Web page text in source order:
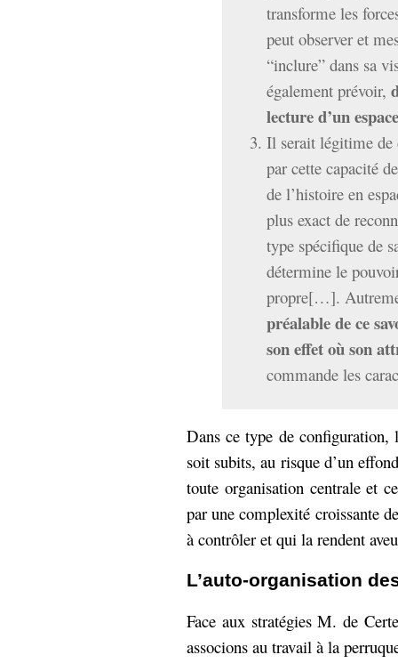
transforme les
peut observer et
“inclure” dans sa
également prévoir,
lecture d’un espace
Il serait légitime
par cette capacité
de l’histoire en
plus exact de
type spécifique de
détermine le
propre[…].
préalable de ce
son effet où son
commande les
Dans ce type de configuration,
soit subits, au risque d’un
toute organisation centrale et
par une complexité croissante
à contrôler et qui la rendent
L’auto-organisation
Face aux stratégies M. de
associons au travail à la